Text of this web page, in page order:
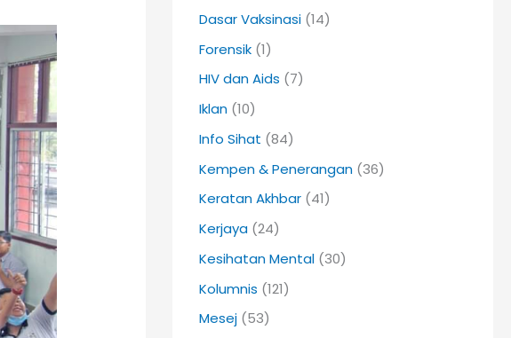
Dasar Vaksinasi(14)
Forensik(1)
HIV dan Aids (7)
Iklan(10)
Info Sihat (84)
Kempen & Penerangan(36)
Keratan Akhbar(41)
Kerjaya(24)
Kesihatan Mental(30)
Kolumnis (121)
Mesej(53)